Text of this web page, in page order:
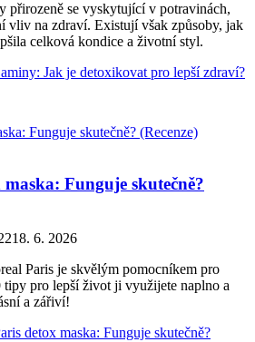
přirozeně se vyskytující v potravinách,
vliv na zdraví. Existují však způsoby, jak
celková kondice a životní styl.
Jak je detoxikovat pro lepší zdraví?
Funguje skutečně?
18. 6. 2026
Paris je skvělým pomocníkem pro
pro lepší život ji využijete naplno a
a zářiví!
detox maska: Funguje skutečně?